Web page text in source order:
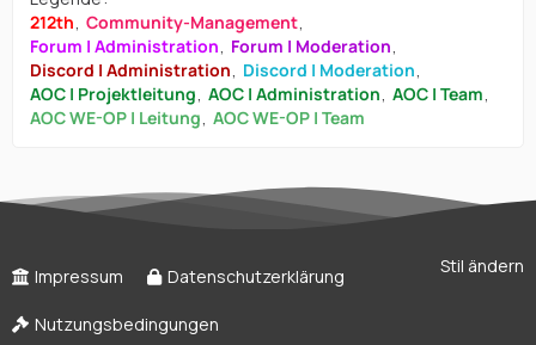
212th Community-Management
Forum | Administration
Forum | Moderation
Discord | Administration
Discord | Moderation
AOC | Projektleitung AOC | Administration AOC | Team
AOC WE-OP | Leitung AOC WE-OP | Team
Stil ändern
Impressum Datenschutzerklärung
Nutzungsbedingungen